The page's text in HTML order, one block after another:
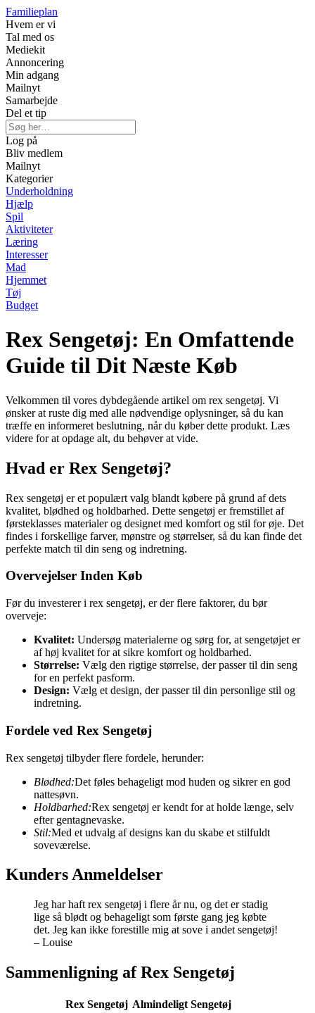
Familieplan
Hvem er vi
Tal med os
Mediekit
Annoncering
Min adgang
Mailnyt
Samarbejde
Del et tip
Log på
Bliv medlem
Mailnyt
Kategorier
Underholdning
Hjælp
Spil
Aktiviteter
Læring
Interesser
Mad
Hjemmet
Tøj
Budget
Rex Sengetøj: En Omfattende
Guide til Dit Næste Køb
Velkommen til vores dybdegående artikel om rex sengetøj. Vi
ønsker at ruste dig med alle nødvendige oplysninger, så du kan
træffe en informeret beslutning, når du køber dette produkt. Læs
videre for at opdage alt, du behøver at vide.
Hvad er Rex Sengetøj?
Rex sengetøj er et populært valg blandt købere på grund af dets
kvalitet, blødhed og holdbarhed. Dette sengetøj er fremstillet af
førsteklasses materialer og designet med komfort og stil for øje. Det
findes i forskellige farver, mønstre og størrelser, så du kan finde det
perfekte match til din seng og indretning.
Overvejelser Inden Køb
Før du investerer i rex sengetøj, er der flere faktorer, du bør
overveje:
Kvalitet: Undersøg materialerne og sørg for, at sengetøjet er
af høj kvalitet for at sikre komfort og holdbarhed.
Størrelse: Vælg den rigtige størrelse, der passer til din seng
for en perfekt pasform.
Design: Vælg et design, der passer til din personlige stil og
indretning.
Fordele ved Rex Sengetøj
Rex sengetøj tilbyder flere fordele, herunder:
Blødhed:Det føles behageligt mod huden og sikrer en god
nattesøvn.
Holdbarhed:Rex sengetøj er kendt for at holde længe, selv
efter gentagnevaske.
Stil:Med et udvalg af designs kan du skabe et stilfuldt
soveværelse.
Kunders Anmeldelser
Jeg har haft rex sengetøj i flere år nu, og det er stadig
lige så blødt og behageligt som første gang jeg købte
det. Jeg kan ikke forestille mig at sove i andet sengetøj!
– Louise
Sammenligning af Rex Sengetøj
Rex Sengetøj Almindeligt Sengetøj